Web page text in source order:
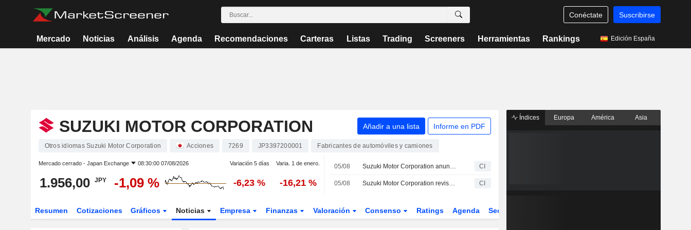
Conéctate Suscribirse
Mercado Noticias Análisis Agenda Recomendaciones Carteras Listas Trading Screeners Herramientas Rankings Edición España
SUZUKI MOTOR CORPORATION Añadir a una lista Informe en PDF
Otros idiomas Suzuki Motor Corporation Acciones 7269 JP3397200001 Fabricantes de automóviles y camiones
Mercado cerrado - Japan Exchange 08:30:00 07/08/2026 Variación 5 días Varia. 1 de enero.
1.956,00 JPY -1,09 % -6,23 % -16,21 %
05/08 Suzuki Motor Corporation anuncia sus previsiones de dividendos para el segundo trimestre y el cierre del ejercicio fiscal de 2027 CI
05/08 Suzuki Motor Corporation revisa sus previsiones de resultados consolidados para el ejercicio fiscal que finaliza el 31 de marzo de 2027 CI
Resumen Cotizaciones Gráficos Noticias Empresa Finanzas Valoración Consenso Ratings Agenda Sector
Índices Europa América Asia